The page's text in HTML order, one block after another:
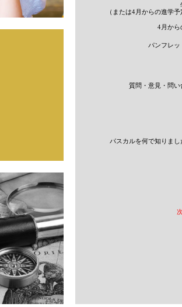
（または4月からの進学
4月から
パンフレッ
質問・意見・問い
パスカルを何で知りまし